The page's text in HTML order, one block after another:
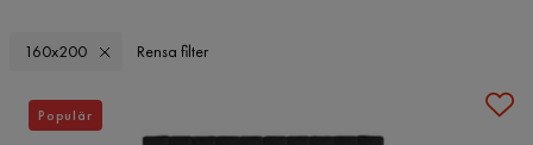
160x200 Rensa filter
Populär